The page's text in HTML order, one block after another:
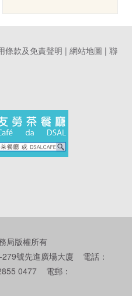
條款及免責聲明 | 網站地圖 | 聯
局版權所有
279號先進廣場大廈 電話：
0477 電郵：